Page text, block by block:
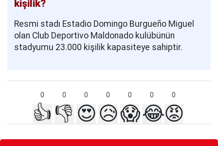
kişilik?
Resmi stadı Estadio Domingo Burgueño Miguel
olan Club Deportivo Maldonado kulübünün
stadyumu 23.000 kişilik kapasiteye sahiptir.
0 0 0 0 0 0 0
👍 👎 😍😥😱😂😡